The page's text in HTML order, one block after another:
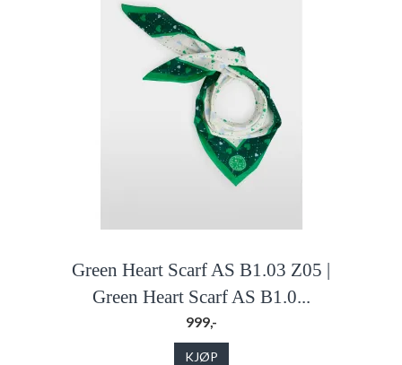
Green Heart Scarf AS B1.03 Z05 |
Green Heart Scarf AS B1.0...
999,-
KJØP